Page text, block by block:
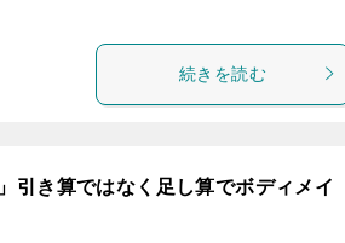
続きを読む
引き算ではなく足し算でボディメイ